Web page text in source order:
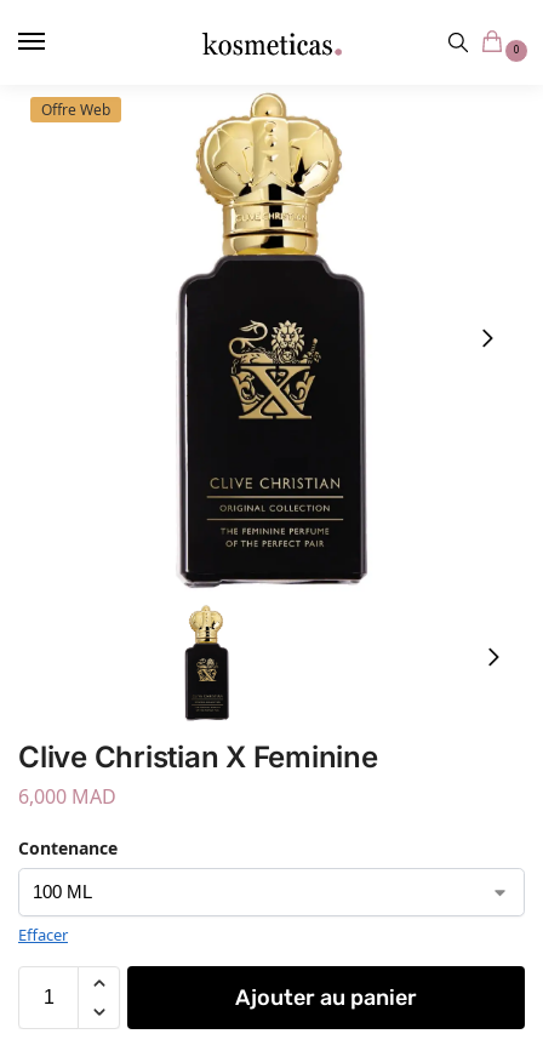
principal
0
Offre Web
Clive Christian X Feminine
6,000 MAD
Contenance
Effacer
Ajouter au panier